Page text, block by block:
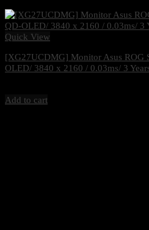
Quick View
[XG27UCDMG] Monitor Asus ROG
OLED/ 3840 x 2160 / 0.03ms/ 3
Add to cart